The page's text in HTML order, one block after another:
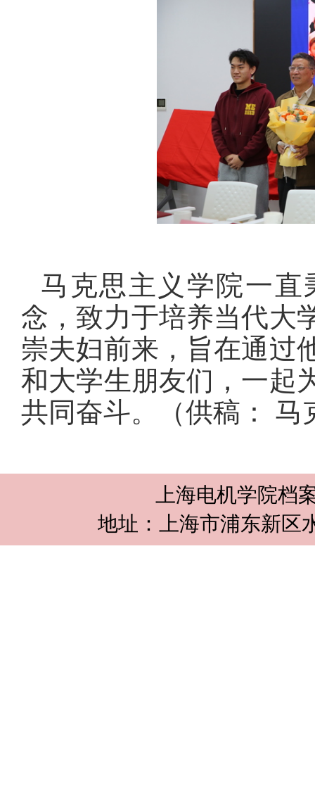
马克思主义学院一
念，致力于培养当代大
崇夫妇前来，旨在通过
和大学生朋友们，一起
共同奋斗。（供稿： 马
上海电机学院档
地址：上海市浦东新